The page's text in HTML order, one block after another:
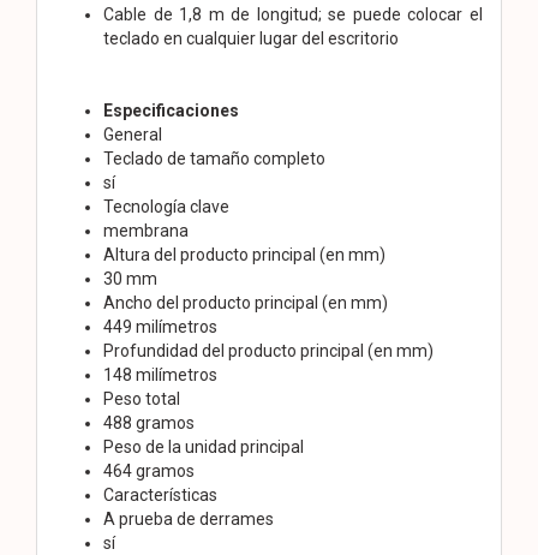
Cable de 1,8 m de longitud; se puede colocar el
teclado en cualquier lugar del escritorio
Especificaciones
General
Teclado de tamaño completo
sí
Tecnología clave
membrana
Altura del producto principal (en mm)
30 mm
Ancho del producto principal (en mm)
449 milímetros
Profundidad del producto principal (en mm)
148 milímetros
Peso total
488 gramos
Peso de la unidad principal
464 gramos
Características
A prueba de derrames
sí